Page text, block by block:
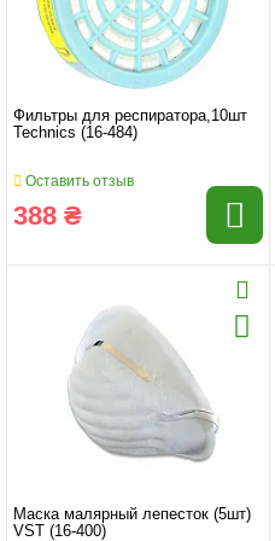
Фильтры для респиратора,10шт
Technics (16-484)
Оставить отзыв
388 ₴
Маска малярный лепесток (5шт)
VST (16-400)